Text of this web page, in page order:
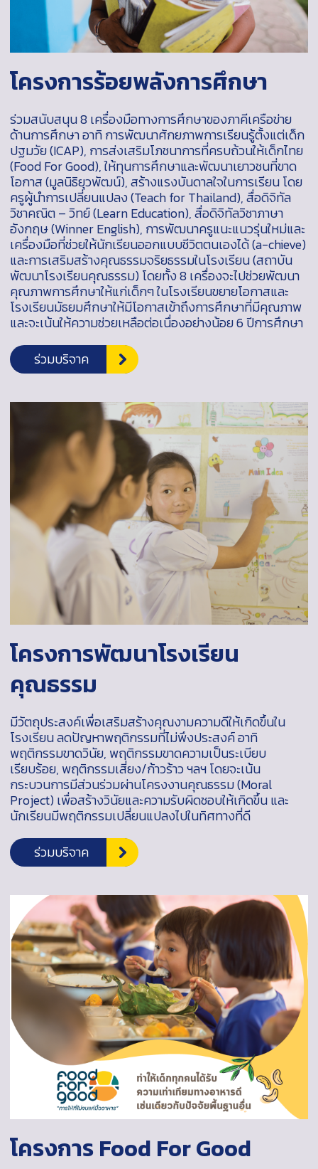
โครงการร้อยพลังการศึกษา
ร่วมสนับสนุน 8 เครื่องมือทางการศึกษาของภาคีเครือข่าย
ด้านการศึกษา อาทิ การพัฒนาศักยภาพการเรียนรู้ตั้งแต่เด็ก
ปฐมวัย (ICAP), การส่งเสริมโภชนาการที่ครบถ้วนให้เด็กไทย
(Food For Good), ให้ทุนการศึกษาและพัฒนาเยาวชนที่ขาด
โอกาส (มูลนิธิยุวพัฒน์), สร้างแรงบันดาลใจในการเรียน โดย
ครูผู้นำการเปลี่ยนแปลง (Teach for Thailand), สื่อดิจิทัล
วิชาคณิต – วิทย์ (Learn Education), สื่อดิจิทัลวิชาภาษา
อังกฤษ (Winner English), การพัฒนาครูแนะแนวรุ่นใหม่และ
เครื่องมือที่ช่วยให้นักเรียนออกแบบชีวิตตนเองได้ (a-chieve)
และการเสริมสร้างคุณธรรมจริยธรรมในโรงเรียน (สถาบัน
พัฒนาโรงเรียนคุณธรรม) โดยทั้ง 8 เครื่องจะไปช่วยพัฒนา
คุณภาพการศึกษาให้แก่เด็กๆ ในโรงเรียนขยายโอกาสและ
โรงเรียนมัธยมศึกษาให้มีโอกาสเข้าถึงการศึกษาที่มีคุณภาพ
และจะเน้นให้ความช่วยเหลือต่อเนื่องอย่างน้อย 6 ปีการศึกษา
ร่วมบริจาค
โครงการพัฒนาโรงเรียน
คุณธรรม
มีวัตถุประสงค์เพื่อเสริมสร้างคุณงามความดีให้เกิดขึ้นใน
โรงเรียน ลดปัญหาพฤติกรรมที่ไม่พึงประสงค์ อาทิ
พฤติกรรมขาดวินัย, พฤติกรรมขาดความเป็นระเบียบ
เรียบร้อย, พฤติกรรมเสี่ยง/ก้าวร้าว ฯลฯ โดยจะเน้น
กระบวนการมีส่วนร่วมผ่านโครงงานคุณธรรม (Moral
Project) เพื่อสร้างวินัยและความรับผิดชอบให้เกิดขึ้น และ
นักเรียนมีพฤติกรรมเปลี่ยนแปลงไปในทิศทางที่ดี
ร่วมบริจาค
โครงการ Food For Good